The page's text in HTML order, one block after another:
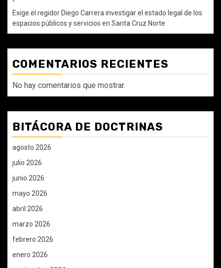
Exige el regidor Diego Carrera investigar el estado legal de los
espacios públicos y servicios en Santa Cruz Norte
COMENTARIOS RECIENTES
No hay comentarios que mostrar.
BITÁCORA DE DOCTRINAS
agosto 2026
julio 2026
junio 2026
mayo 2026
abril 2026
marzo 2026
febrero 2026
enero 2026